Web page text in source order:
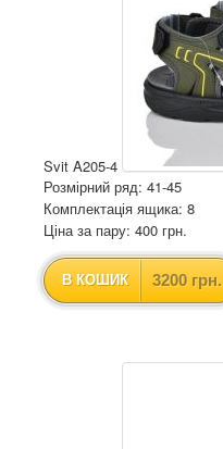
Svit A205-4
Розмірний ряд: 41-45
Комплектація ящика: 8
Ціна за пару: 400 грн.
В КОШИК 3200 грн.